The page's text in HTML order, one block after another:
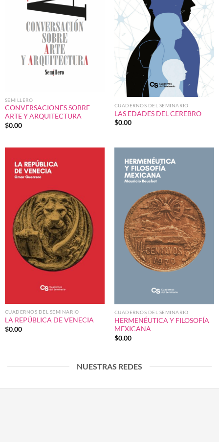
SEMILLERO
CONVERSACIONES SOBRE
ARTE Y ARQUITECTURA
$0.00
CUADERNOS DEL SEMINARIO
LAS EDADES DEL CEREBRO
$0.00
CUADERNOS DEL SEMINARIO
LA REPÚBLICA DE VENECIA
$0.00
CUADERNOS DEL SEMINARIO
HERMENÉUTICA Y FILOSOFÍA
MEXICANA
$0.00
NUESTRAS REDES